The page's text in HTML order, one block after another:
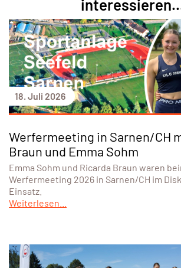
18. Juli 2026
Werfermeeting in Sarnen/CH
Braun und Emma Sohm
Emma Sohm und Ricarda Braun waren
Werfermeeting 2026 in Sarnen/CH im
Einsatz.
Weiterlesen...